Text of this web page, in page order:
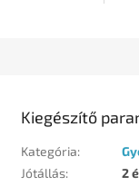
Kiegészítő
Kategória:
Jótállás:
2